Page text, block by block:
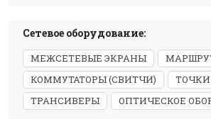
Сетевое оборудование:
МЕЖСЕТЕВЫЕ ЭКРАНЫ
КОММУТАТОРЫ (СВИТЧИ)
ТРАНСИВЕРЫ
ОПТИЧЕСКОЕ